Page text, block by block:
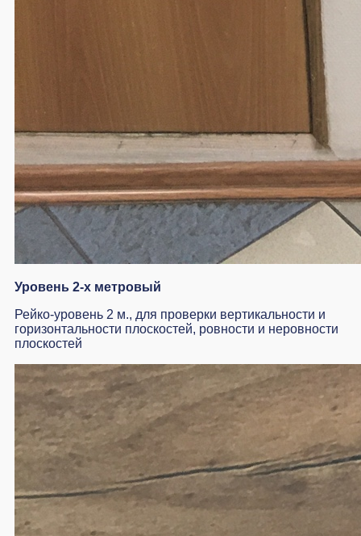
Уровень 2-х метровый
Рейко-уровень 2 м., для проверки вертикальности и
горизонтальности плоскостей, ровности и неровности
плоскостей